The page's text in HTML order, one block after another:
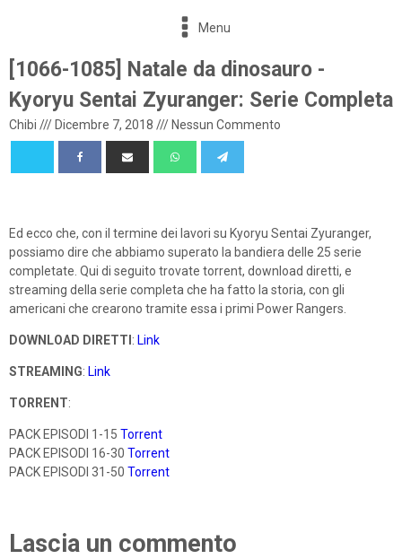
Menu
[1066-1085] Natale da dinosauro -
Kyoryu Sentai Zyuranger: Serie Completa
Chibi /// Dicembre 7, 2018 /// Nessun Commento
Ed ecco che, con il termine dei lavori su Kyoryu Sentai Zyuranger,
possiamo dire che abbiamo superato la bandiera delle 25 serie
completate. Qui di seguito trovate torrent, download diretti, e
streaming della serie completa che ha fatto la storia, con gli
americani che crearono tramite essa i primi Power Rangers.
DOWNLOAD DIRETTI : Link
STREAMING: Link
TORRENT:
PACK EPISODI 1-15 Torrent
PACK EPISODI 16-30 Torrent
PACK EPISODI 31-50 Torrent
Lascia un commento